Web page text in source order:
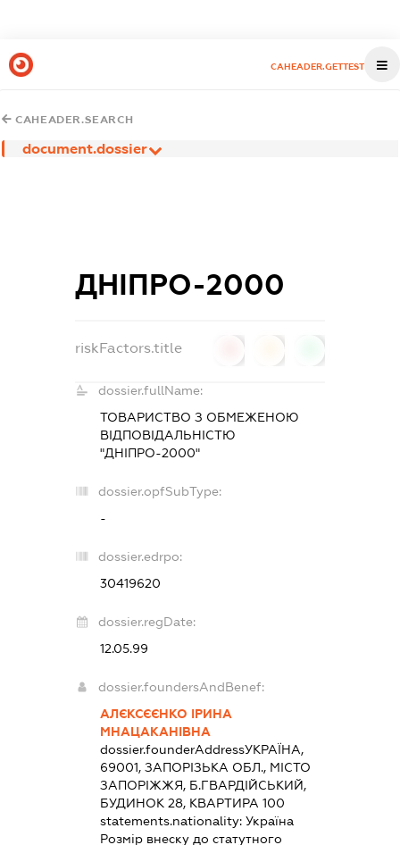
CAHEADER.GETTEST
CAHEADER.SEARCH
document.dossier
ДНІПРО-2000
riskFactors.title
dossier.fullName:
ТОВАРИСТВО З ОБМЕЖЕНОЮ
ВІДПОВІДАЛЬНІСТЮ
"ДНІПРО-2000"
dossier.opfSubType:
-
dossier.edrpo:
30419620
dossier.regDate:
12.05.99
dossier.foundersAndBenef:
АЛЄКСЄЄНКО ІРИНА
МНАЦАКАНІВНА
dossier.founderAddressУКРАЇНА,
69001, ЗАПОРІЗЬКА ОБЛ., МІСТО
ЗАПОРІЖЖЯ, Б.ГВАРДІЙСЬКИЙ,
БУДИНОК 28, КВАРТИРА 100
statements.nationality: Україна
Розмір внеску до статутного